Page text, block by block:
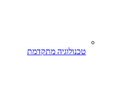
טכנולוגיה מתקדמת